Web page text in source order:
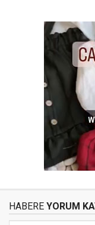
HABERE YORUM